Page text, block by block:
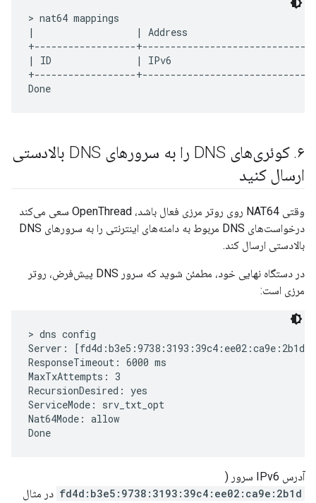
> nat64 mappings
|                  | Address
+------------------
| ID               | IPv6
+------------------
۶.
کوئری‌های DNS را به سرورهای DNS بالادستی
ارسال کنید
وقتی NAT64 روی روتر مرزی فعال باشد، OpenThread سعی می‌کند
درخواست‌های DNS مربوط به دامنه‌های اینترنتی را به سرورهای DNS
بالادستی ارسال کند.
در دستگاه نهایی خود، مطمئن شوید که سرور DNS پیش‌فرض، روتر
مرزی است:
> dns config
Server:
ResponseTimeout: 6000 ms
MaxTxAttempts: 3
RecursionDesired: yes
ServiceMode: srv_txt_opt
Nat64Mode: allow
آدرس IPv6 سرور (
fd4d:b3e5:9738:3193:39c4:ee02:ca9e:2b1d در مثال